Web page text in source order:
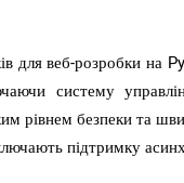
для веб-розробки на
систему
рівнем безпеки та
підтримку